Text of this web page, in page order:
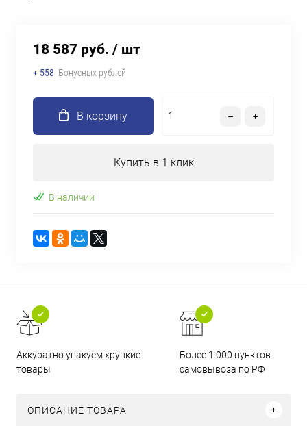
18 587 руб. / шт
+ 558 Бонусных рублей
В корзину
Купить в 1 клик
В наличии
Аккуратно упакуем хрупкие
товары
Более 1 000 пунктов
самовывоза по РФ
ОПИСАНИЕ ТОВАРА